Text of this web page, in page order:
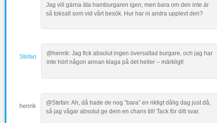
Jag vill gärna äta hamburgaren igen, men bara om den inte är
så toksalt som vid vårt besök. Hur har ni andra upplevt den?
Stefan
@henrik: Jag fick absolut ingen översaltad burgare, och jag har
inte hört någon annan klaga på det heller – märkligt!
henrik
@Stefan: Ah, då hade de nog ”bara” en riktigt dålig dag just då,
så jag vågar absolut ge dem en chans till! Tack för ditt svar.